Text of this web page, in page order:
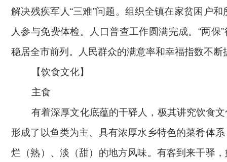
解决残疾军人“三难”问题。组织全镇在家贫困户
人参与免费体检。人口普查工作圆满完成。“两保
稳居全市前列。人民群众的满意率和幸福指数不断
【饮食文化】
主食
有着深厚文化底蕴的干驿人，极其讲究饮食
形成了以鱼类为主、具有浓厚水乡特色的菜肴体
烂（熟）、淡（甜）的地方风味。有客到来干驿